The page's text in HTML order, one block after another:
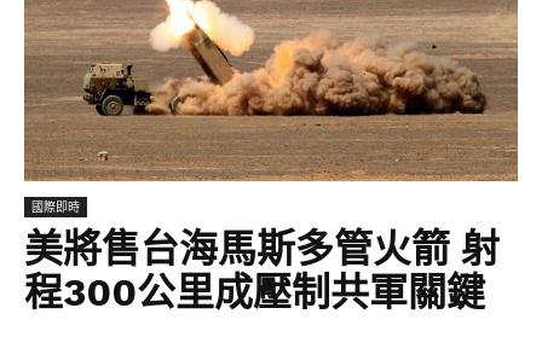
國際即時
美將售台海馬斯多管火箭 射
程300公里成壓制共軍關鍵